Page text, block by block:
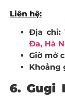
Liên hệ:
Địa chỉ:
Đa, Hà
Giờ mở
Khoảng
6. Gugi